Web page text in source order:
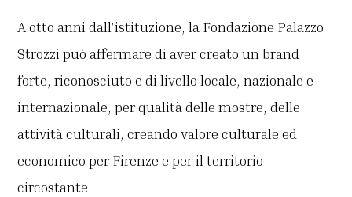
A otto anni dall’istituzione, la Fondazione Palazzo
Strozzi può affermare di aver creato un brand
forte, riconosciuto e di livello locale, nazionale e
internazionale, per qualità delle mostre, delle
attività culturali, creando valore culturale ed
economico per Firenze e per il territorio
circostante.